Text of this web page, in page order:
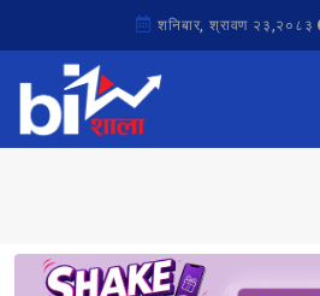
शनिबार, श्रावण २३,२०८३